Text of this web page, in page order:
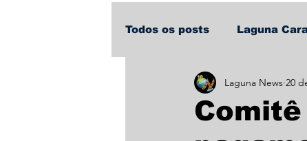
Todos os posts Laguna
Policial Política
Laguna News 20